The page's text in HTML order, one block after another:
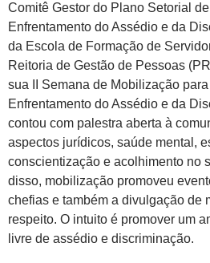
Comitê Gestor do Plano Setorial
Enfrentamento do Assédio e da
da Escola de Formação de
Reitoria de Gestão de Pessoas
sua II Semana de Mobilização
Enfrentamento do Assédio e da
contou com palestra aberta à
aspectos jurídicos, saúde mental,
conscientização e acolhimento no
disso, mobilização promoveu
chefias e também a divulgação de
respeito. O intuito é promover um
livre de assédio e discriminação.